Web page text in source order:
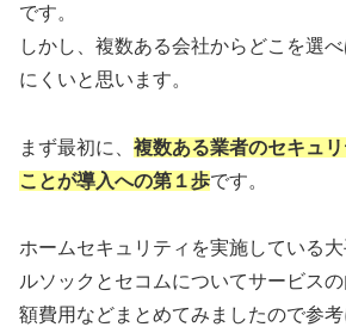
です。
しかし、複数ある会社からどこを選
にくいと思います。
まず最初に、 複数ある業者のセキュ
ことが導入への第１歩です。
ホームセキュリティを実施している
ルソックとセコムについてサービス
額費用などまとめてみましたので参考